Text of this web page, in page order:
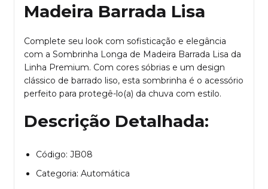
Madeira Barrada Lisa
Complete seu look com sofisticação e elegância
com a Sombrinha Longa de Madeira Barrada Lisa da
Linha Premium. Com cores sóbrias e um design
clássico de barrado liso, esta sombrinha é o acessório
perfeito para protegê-lo(a) da chuva com estilo.
Descrição Detalhada:
Código: JB08
Categoria: Automática